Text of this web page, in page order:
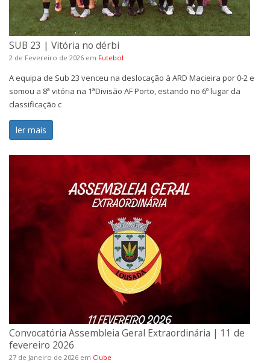
SUB 23 | Vitória no dérbi
2 de Fevereiro de 2026 em Futebol
A equipa de Sub 23 venceu na deslocação à ARD Macieira por 0-2 e
somou a 8ª vitória na 1ªDivisão AF Porto, estando no 6º lugar da
classificação c
ler mais
Convocatória Assembleia Geral Extraordinária | 11 de
fevereiro 2026
27 de Janeiro de 2026 em Clube